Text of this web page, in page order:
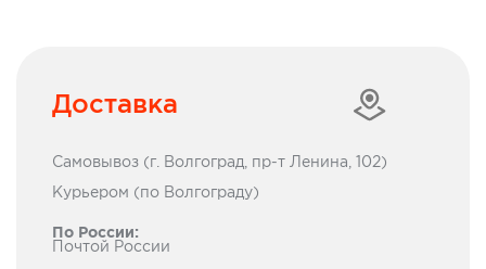
Доставка
Самовывоз (г. Волгоград, пр-т Ленина, 102)
Курьером (по Волгограду)
По России:
Почтой России